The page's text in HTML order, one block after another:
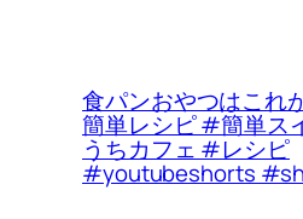
食パンおやつはこれ
簡単レシピ #簡単ス
うちカフェ #レシピ
#youtubeshorts